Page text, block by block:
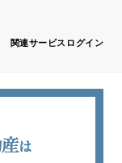
関連サービス ログイン